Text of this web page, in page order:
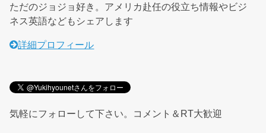
ただのジョジョ好き。アメリカ赴任の役立ち情報やビジ
ネス英語などもシェアします
詳細プロフィール
気軽にフォローして下さい。コメント＆RT大歓迎